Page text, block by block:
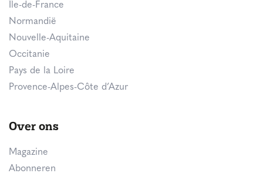
Île-de-France
Normandië
Nouvelle-Aquitaine
Occitanie
Pays de la Loire
Provence-Alpes-Côte d’Azur
Over ons
Magazine
Abonneren